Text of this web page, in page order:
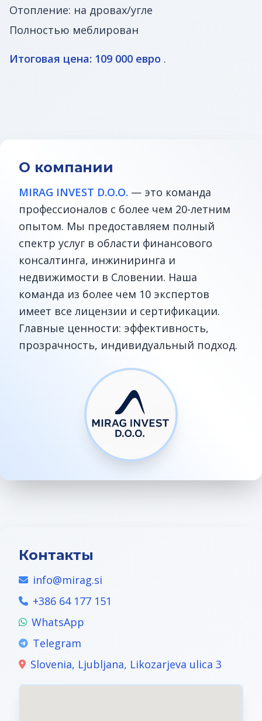
Отопление: на дровах/угле
Полностью меблирован
Итоговая цена: 109 000 евро .
О компании
MIRAG INVEST D.O.O. — это команда
профессионалов с более чем 20-летним
опытом. Мы предоставляем полный
спектр услуг в области финансового
консалтинга, инжиниринга и
недвижимости в Словении. Наша
команда из более чем 10 экспертов
имеет все лицензии и сертификации.
Главные ценности: эффективность,
прозрачность, индивидуальный подход.
Контакты
info@mirag.si
+386 64 177 151
WhatsApp
Telegram
Slovenia, Ljubljana, Likozarjeva ulica 3